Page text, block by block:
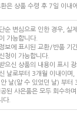
은 상품 수령 후 7일 이내
순 변심으로 인한 경우, 실
가능합니다.
보에 표시된 교환/반품 기
청이 가능합니다.
으신 상품의 내용이 표시
날로부터 3개월 이내이며,
날(알 수 있었던 날) 부터
된 사은품은 모두 회수하
다.